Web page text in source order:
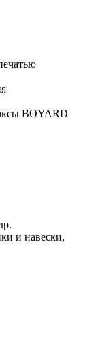
BOYARD
и навески,